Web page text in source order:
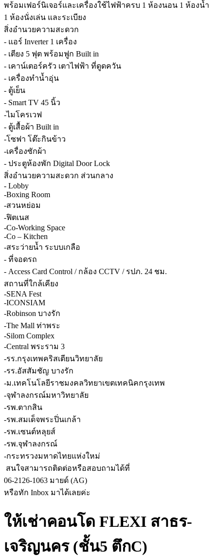
พร้อมเฟอร์นิเจอร์และเครื่องใช้ไฟฟ้าครบ 1 ห้องนอน 1 ห้องน้ำ
1 ห้องนั่งเล่น และระเบียง
สิ่งอำนวยความสะดวก
- แอร์ Inverter 1 เครื่อง
- เตียง 5 ฟุต พร้อมฟูก Built in
- เคาน์เตอร์ครัว เตาไฟฟ้า ที่ดูดควัน
- เครื่องทำน้ำอุ่น
- ตู้เย็น
- Smart TV 45 นิ้ว
-ไมโครเวฟ
- ตู้เสื้อผ้า Built in
-โซฟา โต๊ะกินข้าว
-เครื่องซักผ้า
- ประตูห้องพัก Digital Door Lock
สิ่งอำนวยความสะดวก ส่วนกลาง
- Lobby
-Boxing Room
-สวนหย่อม
-ฟิตเนส
-Co-Working Space
-Co – Kitchen
-สระว่ายน้ำ ระบบเกลือ
- ที่จอดรถ
- Access Card Control / กล้อง CCTV / รปภ. 24 ชม.
สถานที่ใกล้เคียง
-SENA Fest
-ICONSIAM
-Robinson บางรัก
-The Mall ท่าพระ
-Silom Complex
-Central พระราม 3
-รร.กรุงเทพคริสเตียนวิทยาลัย
-รร.อัสสัมชัญ บางรัก
-ม.เทคโนโลยีราชมงคลวิทยาเขตเทคนิคกรุงเทพ
-จุฬาลงกรณ์มหาวิทยาลัย
-รพ.ตากสิน
-รพ.สมเด็จพระปิ่นเกล้า
-รพ.เซนต์หลุยส์
-รพ.จุฬาลงกรณ์
-กระทรวงมหาดไทยแห่งใหม่
‍️ สนใจสามารถติดต่อหรือสอบถามได้ที่
06-2126-1063 มายด์ (AG)
หรือทัก Inbox มาได้เลยค่ะ
ให้เช่าคอนโด FLEXI สาธร-
เจริญนคร (ชั้น5 ตึกC)